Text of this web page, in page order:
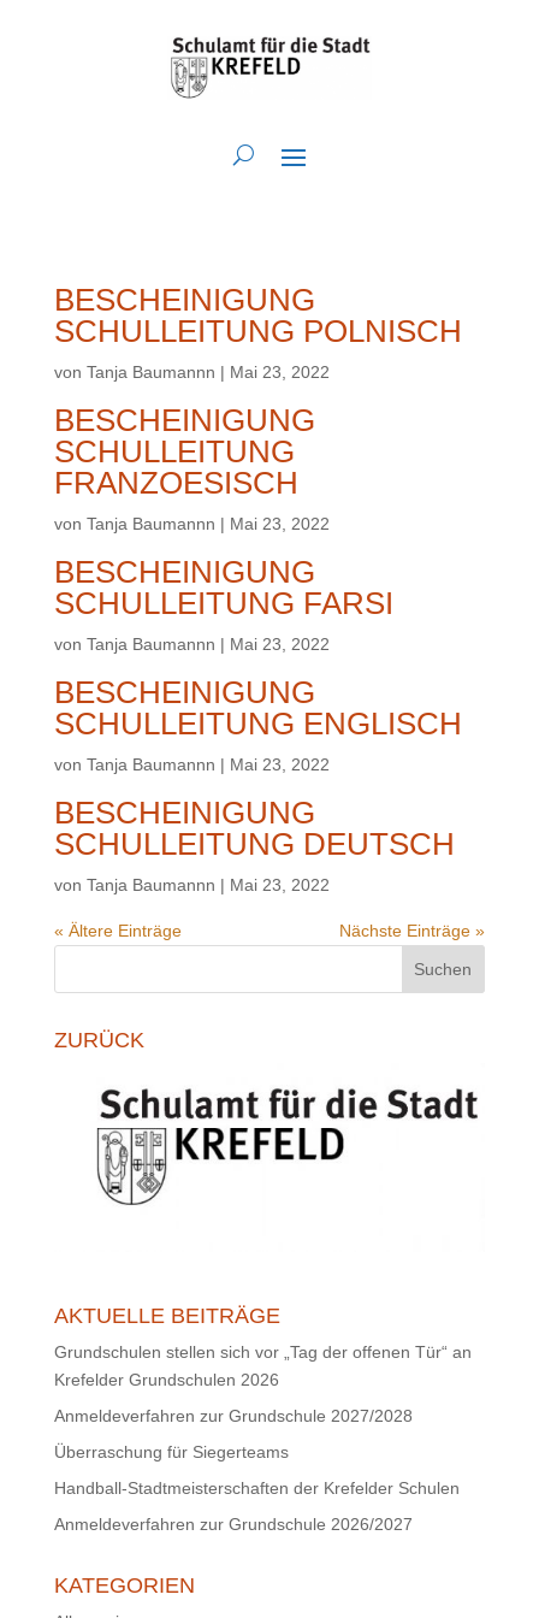
BESCHEINIGUNG
SCHULLEITUNG POLNISCH
von Tanja Baumannn | Mai 23, 2022
BESCHEINIGUNG
SCHULLEITUNG
FRANZOESISCH
von Tanja Baumannn | Mai 23, 2022
BESCHEINIGUNG
SCHULLEITUNG FARSI
von Tanja Baumannn | Mai 23, 2022
BESCHEINIGUNG
SCHULLEITUNG ENGLISCH
von Tanja Baumannn | Mai 23, 2022
BESCHEINIGUNG
SCHULLEITUNG DEUTSCH
von Tanja Baumannn | Mai 23, 2022
« Ältere Einträge
Nächste Einträge »
Suchen
ZURÜCK
AKTUELLE BEITRÄGE
Grundschulen stellen sich vor „Tag der offenen Tür“ an
Krefelder Grundschulen 2026
Anmeldeverfahren zur Grundschule 2027/2028
Überraschung für Siegerteams
Handball-Stadtmeisterschaften der Krefelder Schulen
Anmeldeverfahren zur Grundschule 2026/2027
KATEGORIEN